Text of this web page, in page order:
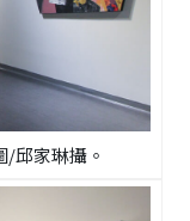
邱家琳攝。